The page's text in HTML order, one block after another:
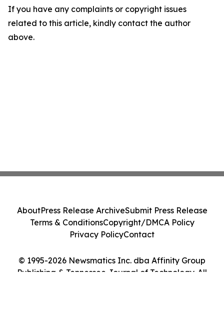
If you have any complaints or copyright issues
related to this article, kindly contact the author
above.
© 1995-2026 Newsmatics Inc. dba Affinity Group
Publishing & Tennessee Journal of Technology. All
AboutPress Release ArchiveSubmit Press Release
Terms & ConditionsCopyright/DMCA Policy
Privacy PolicyContact